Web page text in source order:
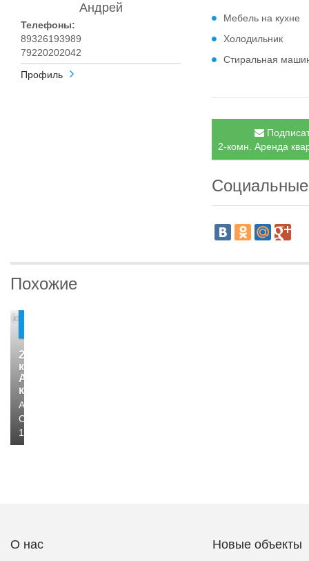
Андрей
Телефоны:
89326193989
79220202042
Профиль
Мебель на кухне
Холодильник
Стиральная
2-комн. Аренда
Похожие
2-
комн.
Аренда
квартир
Альметьевск,
Советская,
125
О нас Новые объекты